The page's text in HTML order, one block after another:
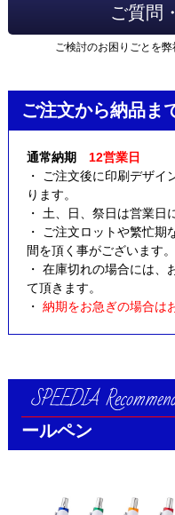
ご質問
ご検討のお困りごとを弊
ご注文から納品ま
通常納期 12営業日
・ ご注文後に印刷デザ
ります。
・ 土、日、祭日は営業日
・ ご注文ロットや繁忙
間を頂く事がございます。
・ 在庫切れの場合には
て頂きます。
・ 納期をお急ぎの場合は
ールペン